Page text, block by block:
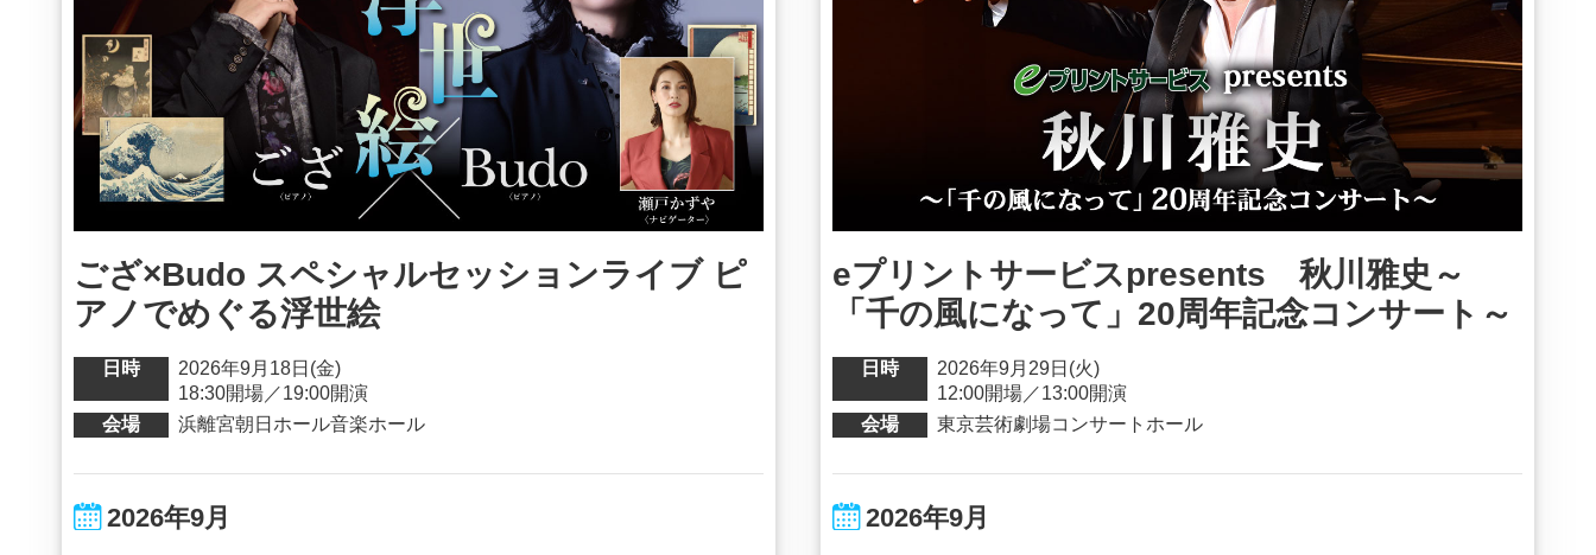
ござ×Budo スペシャルセッションライブ ピ
アノでめぐる浮世絵
日時
2026年9月18日(金)
18:30開場／19:00開演
会場
浜離宮朝日ホール音楽ホール
2026年9月
eプリントサービスpresents 秋川雅史～
「千の風になって」20周年記念コンサート～
日時
2026年9月29日(火)
12:00開場／13:00開演
会場
東京芸術劇場コンサートホール
2026年9月